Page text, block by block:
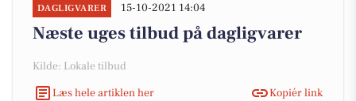
DAGLIGVARER 15-10-2021 14:04
Næste uges tilbud på dagligvarer
Kilde: Lokale tilbud
Læs hele artiklen her
Kopiér link